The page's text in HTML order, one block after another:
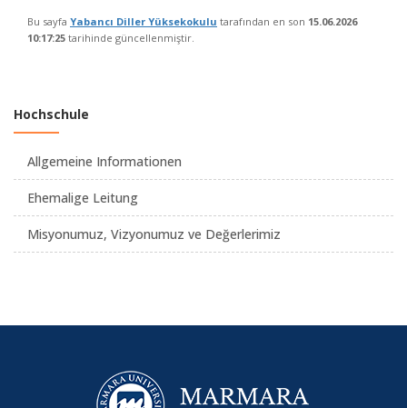
Bu sayfa Yabancı Diller Yüksekokulu tarafından en son 15.06.2026
10:17:25 tarihinde güncellenmiştir.
Hochschule
Allgemeine Informationen
Ehemalige Leitung
Misyonumuz, Vizyonumuz ve Değerlerimiz